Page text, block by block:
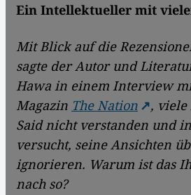
Ein Intellektueller mit
Mit Blick auf die
sagte der Autor und
Hawa in einem Interview
Magazin The Nation
, viele
Said nicht verstanden und
versucht, seine Ansichten
ignorieren. Warum ist das
nach so?